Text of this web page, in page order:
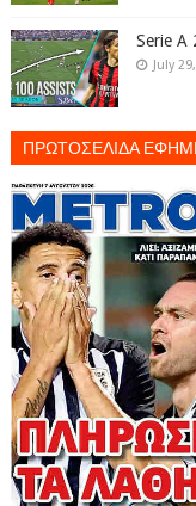
Serie A
July
ΠΡΩΤΟΣΕΛΙΔΑ